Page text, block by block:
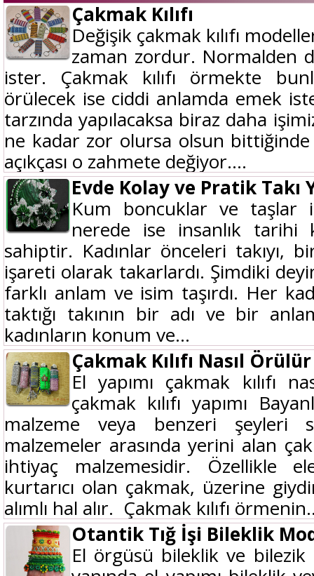
Çakmak Kılıfı
Değişik çakmak kılıfı
zaman zordur. Normalden
ister. Çakmak kılıfı örmekte
örülecek ise ciddi anlamda emek
tarzında yapılacaksa biraz daha
ne kadar zor olursa olsun
açıkçası o zahmete değiyor....
Evde Kolay ve Pratik Takı
Kum boncuklar ve taşlar
nerede ise insanlık
sahiptir. Kadınlar önceleri takıyı,
işareti olarak takarlardı. Şimdiki
farklı anlam ve isim taşırdı. Her
taktığı takının bir adı ve bir
kadınların konum ve...
Çakmak Kılıfı Nasıl Örülür
El yapımı çakmak kılıfı
çakmak kılıfı yapımı
malzeme veya benzeri şeyleri
malzemeler arasında yerini alan
ihtiyaç malzemesidir. Özellikle
kurtarıcı olan çakmak, üzerine
alımlı hal alır. Çakmak kılıfı
Otantik Tığ İşi Bileklik
El örgüsü bileklik ve bilezik